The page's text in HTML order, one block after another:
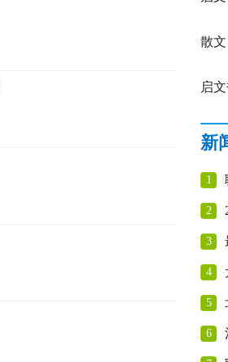
凝
散
启
媛
新
1
2
3
4
5
6